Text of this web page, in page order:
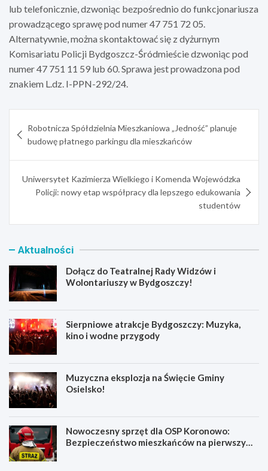
lub telefonicznie, dzwoniąc bezpośrednio do funkcjonariusza
prowadzącego sprawę pod numer 47 751 72 05.
Alternatywnie, można skontaktować się z dyżurnym
Komisariatu Policji Bydgoszcz-Śródmieście dzwoniąc pod
numer 47 751 11 59 lub 60. Sprawa jest prowadzona pod
znakiem L.dz. I-PPN-292/24.
wpisu
Robotnicza Spółdzielnia Mieszkaniowa „Jedność” planuje
budowę płatnego parkingu dla mieszkańców
Uniwersytet Kazimierza Wielkiego i Komenda Wojewódzka
Policji: nowy etap współpracy dla lepszego edukowania
studentów
Aktualności
Dołącz do Teatralnej Rady Widzów i
Wolontariuszy w Bydgoszczy!
Sierpniowe atrakcje Bydgoszczy: Muzyka,
kino i wodne przygody
Muzyczna eksplozja na Święcie Gminy
Osielsko!
Nowoczesny sprzęt dla OSP Koronowo:
Bezpieczeństwo mieszkańców na pierwszym
D
S